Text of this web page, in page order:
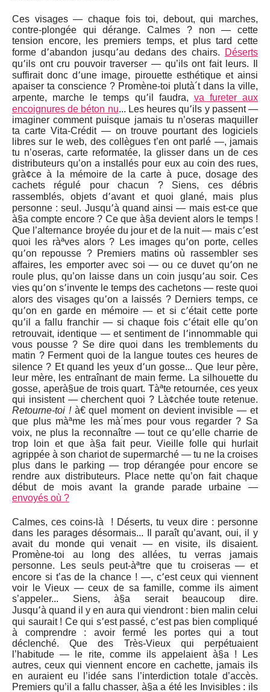
Ces visages — chaque fois toi, debout, qui marches,
contre-plongée qui dérange. Calmes ? non — cette
tension encore, les premiers temps, et plus tard cette
forme d՚abandon jusqu՚au dedans des chairs.
Déserts
qu՚ils ont cru pouvoir traverser — qu’ils ont fait leurs. Il
suffirait donc d՚une image, pirouette esthétique et ainsi
apaiser ta conscience ? Promène-toi plutà´t dans la ville,
arpente, marche le temps qu՚il faudra, va fureter aux
encoignures de béton nu... Les heures qu՚ils y passent —
imaginer comment puisque jamais tu n’oseras maquiller
ta carte Vita-Crédit — on trouve pourtant des logiciels
libres sur le web, des collègues t’en ont parlé —, jamais
tu n’oseras, carte reformatée, la glisser dans un de ces
distributeurs qu’on a installés pour eux au coin des rues,
grà¢ce à la mémoire de la carte à puce, dosage des
cachets régulé pour chacun ? Siens, ces débris
rassemblés, objets d՚avant et quoi glané, mais plus
personne : seul. Jusqu՚à quand ainsi — mais est-ce que
à§a compte encore ? Ce que à§a devient alors le temps !
Que l’alternance broyée du jour et de la nuit — mais c՚est
quoi les ràªves alors ? Les images qu՚on porte, celles
qu՚on repousse ? Premiers matins où rassembler ses
affaires, les emporter avec soi — ou ce duvet qu՚on ne
roule plus, qu’on laisse dans un coin jusqu՚au soir. Ces
vies qu՚on s՚invente le temps des cachetons — reste quoi
alors des visages qu՚on a laissés ? Derniers temps, ce
qu՚on en garde en mémoire — et si c՚était cette porte
qu՚il a fallu franchir — si chaque fois c՚était elle qu՚on
retrouvait, identique — et sentiment de l՚innommable qui
vous pousse ? Se dire quoi dans les tremblements du
matin ? Ferment quoi de la langue toutes ces heures de
silence ? Et quand les yeux d՚un gosse... Que leur père,
leur mère, les entraînant de main ferme. La silhouette du
gosse, aperà§ue de trois quart. Tàªte retournée, ces yeux
qui insistent — cherchent quoi ? Là¢chée toute retenue.
Retourne-toi !à€ quel moment on devient invisible — et
que plus màªme les mà´mes pour vous regarder ? Sa
voix, ne plus la reconnaître — tout ce qu՚elle charrie de
trop loin et que à§a fait peur. Vieille folle qui hurlait
agrippée à son chariot de supermarché — tu ne la croises
plus dans le parking — trop dérangée pour encore se
rendre aux distributeurs. Place nette qu’on fait chaque
début de mois avant la grande parade urbaine —
envoyés où ?
Calmes, ces coins-là ! Déserts, tu veux dire : personne
dans les parages désormais... Il paraît qu’avant, oui, il y
avait du monde qui venait — en visite, ils disaient.
Promène-toi au long des allées, tu verras jamais
personne. Les seuls peut-àªtre que tu croiseras — et
encore si t’as de la chance ! —, c՚est ceux qui viennent
voir le Vieux — ceux de sa famille, comme ils aiment
s’appeler... Siens, à§a serait beaucoup dire.
Jusqu՚à quand il y en aura qui viendront : bien malin celui
qui saurait ! Ce qui s՚est passé, c՚est pas bien compliqué
à comprendre : avoir fermé les portes qui a tout
déclenché. Que des Très-Vieux qui perpétuaient
l’habitude — le rite, comme ils appelaient à§a ! Les
autres, ceux qui viennent encore en cachette, jamais ils
en auraient eu l’idée sans l’interdiction totale d’accès.
Premiers qu’il a fallu chasser, à§a a été les Invisibles : ils